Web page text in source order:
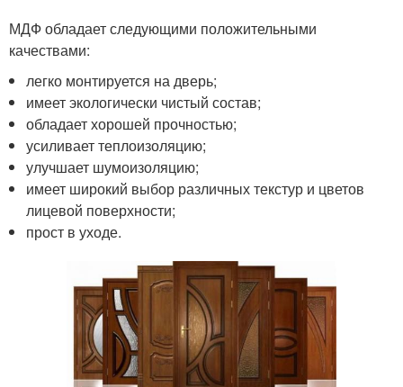
МДФ обладает следующими положительными
качествами:
легко монтируется на дверь;
имеет экологически чистый состав;
обладает хорошей прочностью;
усиливает теплоизоляцию;
улучшает шумоизоляцию;
имеет широкий выбор различных текстур и цветов
лицевой поверхности;
прост в уходе.